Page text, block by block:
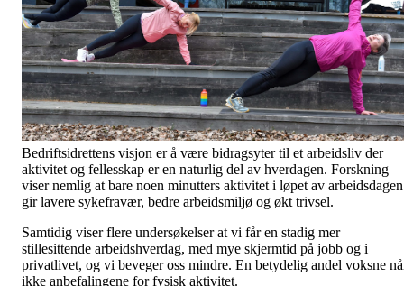
Bedriftsidrettens visjon er å være bidragsyter til et arbeidsliv der
aktivitet og fellesskap er en naturlig del av hverdagen. Forskning
viser nemlig at bare noen minutters aktivitet i løpet av arbeidsdagen
gir lavere sykefravær, bedre arbeidsmiljø og økt trivsel.
Samtidig viser flere undersøkelser at vi får en stadig mer
stillesittende arbeidshverdag, med mye skjermtid på jobb og i
privatlivet, og vi beveger oss mindre. En betydelig andel voksne
ikke anbefalingene for fysisk aktivitet.